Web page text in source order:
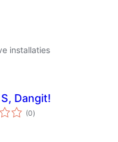
installaties
Dangit!
(0totaal
waarderingen
)